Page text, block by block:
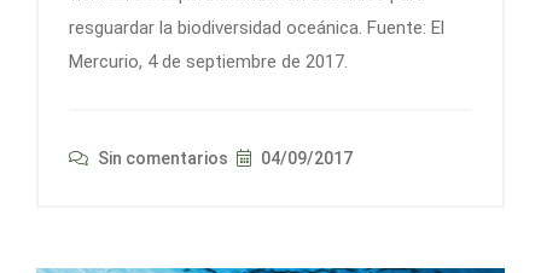
resguardar la biodiversidad oceánica. Fuente: El
Mercurio, 4 de septiembre de 2017.
Sin comentarios 04/09/2017